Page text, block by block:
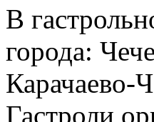
В
города:
Карачаево-
Гастроли